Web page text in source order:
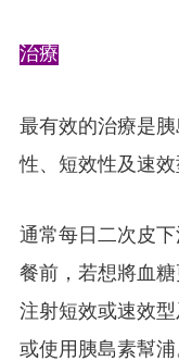
治療
最有效的治療是
性、短效性及速效
通常每日二次皮
餐前，若想將血
注射短效或速效
或使用胰島素幫浦